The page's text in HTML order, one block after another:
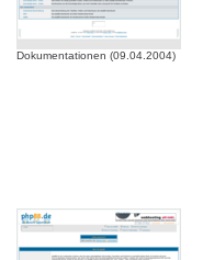
Dokumentationen (09.04.2004)